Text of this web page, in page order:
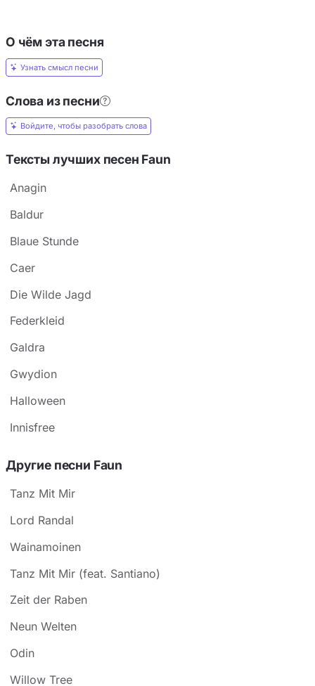
О чём эта песня
Узнать смысл песни
Слова из песни
Войдите, чтобы разобрать слова
Тексты лучших песен Faun
Anagin
Baldur
Blaue Stunde
Caer
Die Wilde Jagd
Federkleid
Galdra
Gwydion
Halloween
Innisfree
Другие песни Faun
Tanz Mit Mir
Lord Randal
Wainamoinen
Tanz Mit Mir (feat. Santiano)
Zeit der Raben
Neun Welten
Odin
Willow Tree